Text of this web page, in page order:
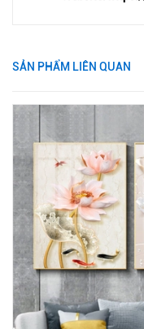
SẢN PHẨM LIÊN QUAN